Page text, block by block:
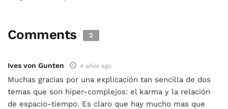
Comments 2
Ives von Gunten 4 años ago
Muchas gracias por una explicación tan sencilla de dos
temas que son hiper-complejos: el karma y la relación
de espacio-tiempo. Es claro que hay mucho mas que